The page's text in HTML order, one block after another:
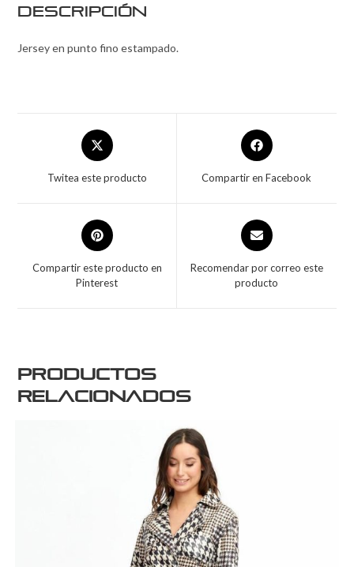
Descripción
Jersey en punto fino estampado.
Twitea este producto Compartir en Facebook
Compartir este producto en
Pinterest
Recomendar por correo este
producto
Productos
relacionados